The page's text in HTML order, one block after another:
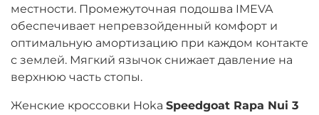
местности. Промежуточная подошва IMEVA
обеспечивает непревзойденный комфорт и
оптимальную амортизацию при каждом контакте
с землей. Мягкий язычок снижает давление на
верхнюю часть стопы.
Женские кроссовки Hoka Speedgoat Rapa Nui 3